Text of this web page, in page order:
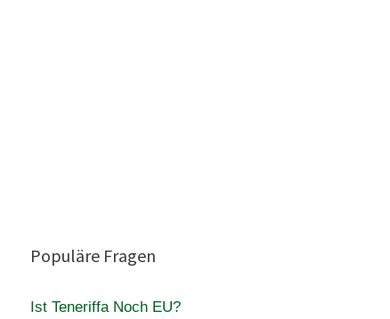
Populäre Fragen
Ist Teneriffa Noch EU?